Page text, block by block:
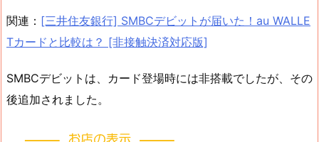
関連： [三井住友銀行] SMBCデビットが届いた！au WALLE
Tカードと比較は？ [非接触決済対応版]
SMBCデビットは、カード登場時には非搭載でしたが、その
後追加されました。